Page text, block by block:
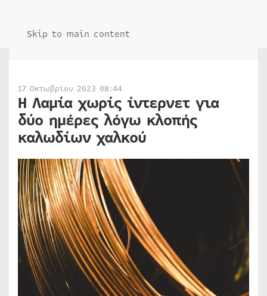
Skip to main content
17 Οκτωβρίου 2023 08:44
Η Λαμία χωρίς ίντερνετ για
δύο ημέρες λόγω κλοπής
καλωδίων χαλκού